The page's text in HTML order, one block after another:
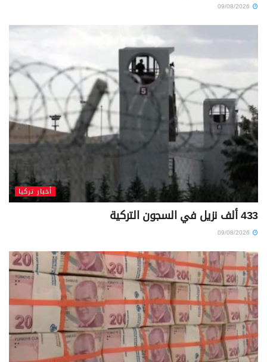
أخبار تركيا
433 ألف نزيل في السجون التركية